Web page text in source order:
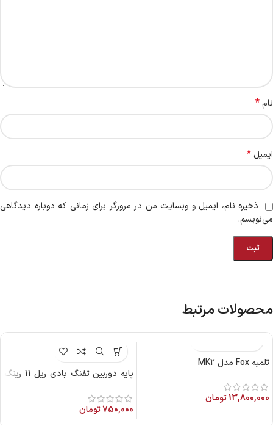
نام*
ایمیل *
ذخیره نام، ایمیل و وبسایت من در مرورگر برای زمانی که دوباره دیدگاهی
می‌نویسم.
محصولات مرتبط
تلمبه Fox مدل MK2
13,800,000تومان
پایه دوربین تفنگ بادی ریل 11 رینگ
750,000تومان